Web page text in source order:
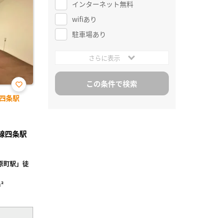
条駅
お気
に入
四条駅
町駅」徒
インターネット無料
wifiあり
駐車場あり
さらに表示